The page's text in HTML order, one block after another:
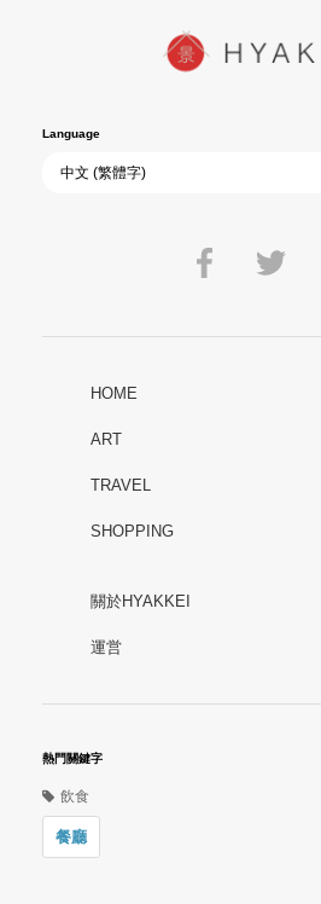
Language
HOME
ART
TRAVEL
SHOPPING
關於HYAKKEI
運営
熱門關鍵字
飲食
餐廳